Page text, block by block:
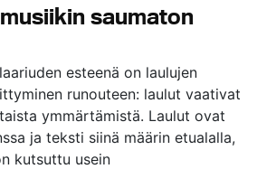
saumaton
esteenä on laulujen
runouteen: laulut vaativat
ymmärtämistä. Laulut ovat
ja teksti siinä määrin etualalla,
kutsuttu usein